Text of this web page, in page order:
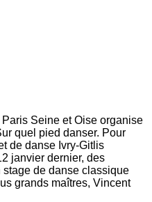
Seine et Oise organise
quel pied danser. Pour
de danse Ivry-Gitlis
janvier dernier, des
de danse classique
grands maîtres, Vincent